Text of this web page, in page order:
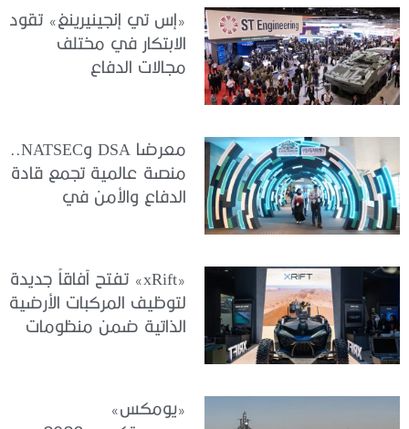
«إس تي إنجينيرينغ» تقود
الابتكار في مختلف
مجالات الدفاع
منصة عالمية تجمع قادة
الدفاع والأمن في
«xRift» تفتح آفاقاً جديدة
لتوظيف المركبات الأرضية
الذاتية ضمن منظومات
«يومكس»